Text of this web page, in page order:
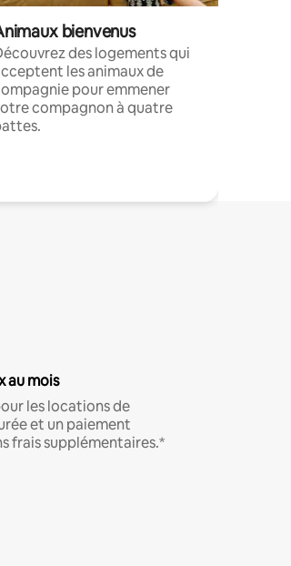
bienvenus
des logements qui
les animaux de
pour emmener
compagnon à quatre
au mois
les locations de
et un paiement
frais supplémentaires.*